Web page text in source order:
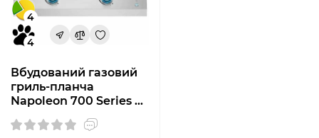
4
4
Вбудований газовий
гриль-планча
Napoleon 700 Series 32
BIG32FTPSS-UA